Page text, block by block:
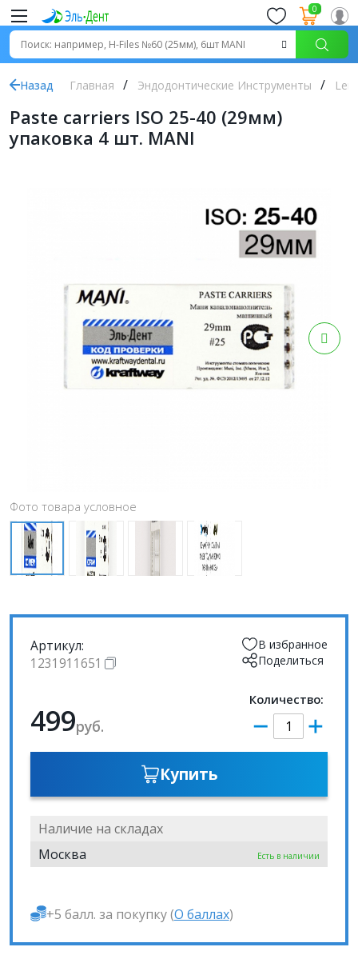
0
Назад Главная Эндодонтические Инструменты
Paste carriers ISO 25-40 (29мм)
упаковка 4 шт. MANI
Фото товара условное
Артикул:
1231911651
В избранное
Поделиться
499руб.
Количество:
Купить
Наличие на складах
Москва
Есть в наличии
+5 балл. за покупку (О баллах)